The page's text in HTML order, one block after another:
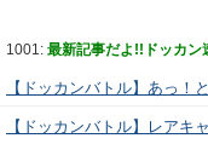
1001: 最新記事だよ!!ドッカン
【ドッカンバトル】あっ
【ドッカンバトル】レアキ